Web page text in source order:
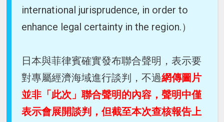
international jurisprudence, in order to
enhance legal certainty in the region.）
日本與菲律賓確實發布聯合聲明，表示要
對專屬經濟海域進行談判，不過網傳圖片
並非「此次」聯合聲明的內容，聲明中僅
表示會展開談判，但截至本次查核報告上